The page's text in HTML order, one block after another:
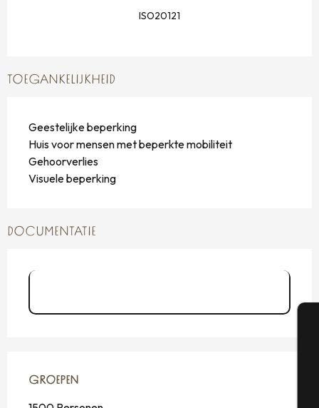
ISO20121
TOEGANKELIJKHEID
Geestelijke beperking
Huis voor mensen met beperkte mobiliteit
Gehoorverlies
Visuele beperking
DOCUMENTATIE
GROEPEN
GROEPEN